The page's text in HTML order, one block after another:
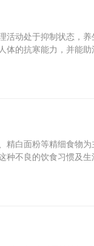
活动处于抑制状态，
的抗寒能力，并能助
精白面粉等精细食物
不良的饮食习惯及生